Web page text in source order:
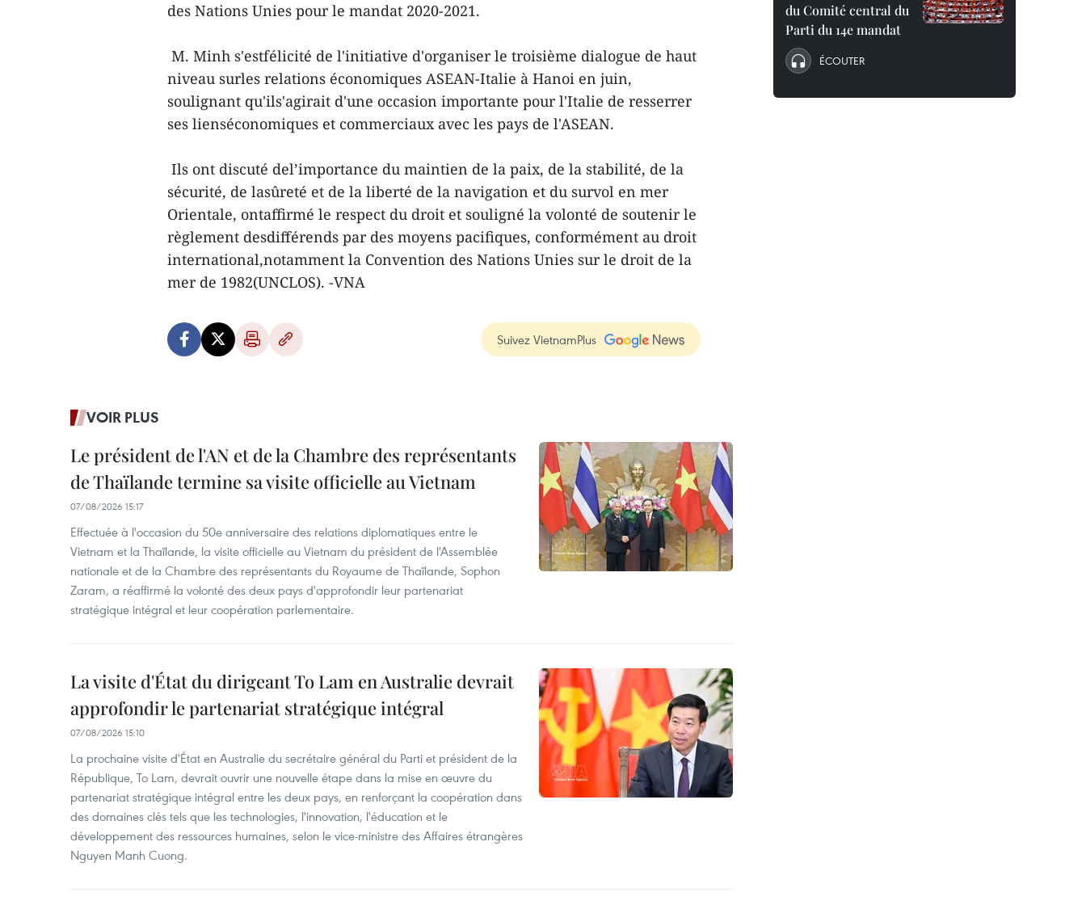
des Nations Unies pour le mandat 2020-2021.
M. Minh s'estfélicité de l'initiative d'organiser le troisième dialogue de haut
niveau surles relations économiques ASEAN-Italie à Hanoi en juin,
soulignant qu'ils'agirait d'une occasion importante pour l'Italie de resserrer
ses lienséconomiques et commerciaux avec les pays de l'ASEAN.
Ils ont discuté del’importance du maintien de la paix, de la stabilité, de la
sécurité, de lasûreté et de la liberté de la navigation et du survol en mer
Orientale, ontaffirmé le respect du droit et souligné la volonté de soutenir le
règlement desdifférends par des moyens pacifiques, conformément au droit
international,notamment la Convention des Nations Unies sur le droit de la
mer de 1982(UNCLOS). -VNA
Suivez VietnamPlus
VOIR PLUS
Le président de l'AN et de la Chambre des représentants
de Thaïlande termine sa visite officielle au Vietnam
07/08/2026 15:17
Effectuée à l'occasion du 50e anniversaire des relations diplomatiques entre le
Vietnam et la Thaïlande, la visite officielle au Vietnam du président de l'Assemblée
nationale et de la Chambre des représentants du Royaume de Thaïlande, Sophon
Zaram, a réaffirmé la volonté des deux pays d'approfondir leur partenariat
stratégique intégral et leur coopération parlementaire.
La visite d'État du dirigeant To Lam en Australie devrait
approfondir le partenariat stratégique intégral
07/08/2026 15:10
La prochaine visite d'État en Australie du secrétaire général du Parti et président de la
République, To Lam, devrait ouvrir une nouvelle étape dans la mise en œuvre du
partenariat stratégique intégral entre les deux pays, en renforçant la coopération dans
des domaines clés tels que les technologies, l'innovation, l'éducation et le
développement des ressources humaines, selon le vice-ministre des Affaires étrangères
Nguyen Manh Cuong.
du Comité central du
Parti du 14e mandat
ÉCOUTER